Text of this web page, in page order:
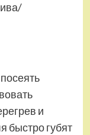
и
быстро губят